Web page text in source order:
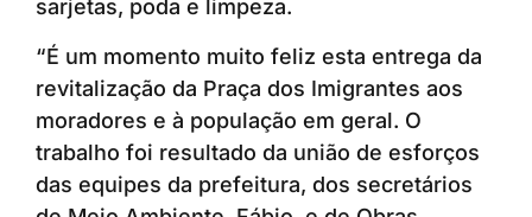
sarjetas, poda e limpeza.
“É um momento muito feliz esta entrega da
revitalização da Praça dos Imigrantes aos
moradores e à população em geral. O
trabalho foi resultado da união de esforços
das equipes da prefeitura, dos secretários